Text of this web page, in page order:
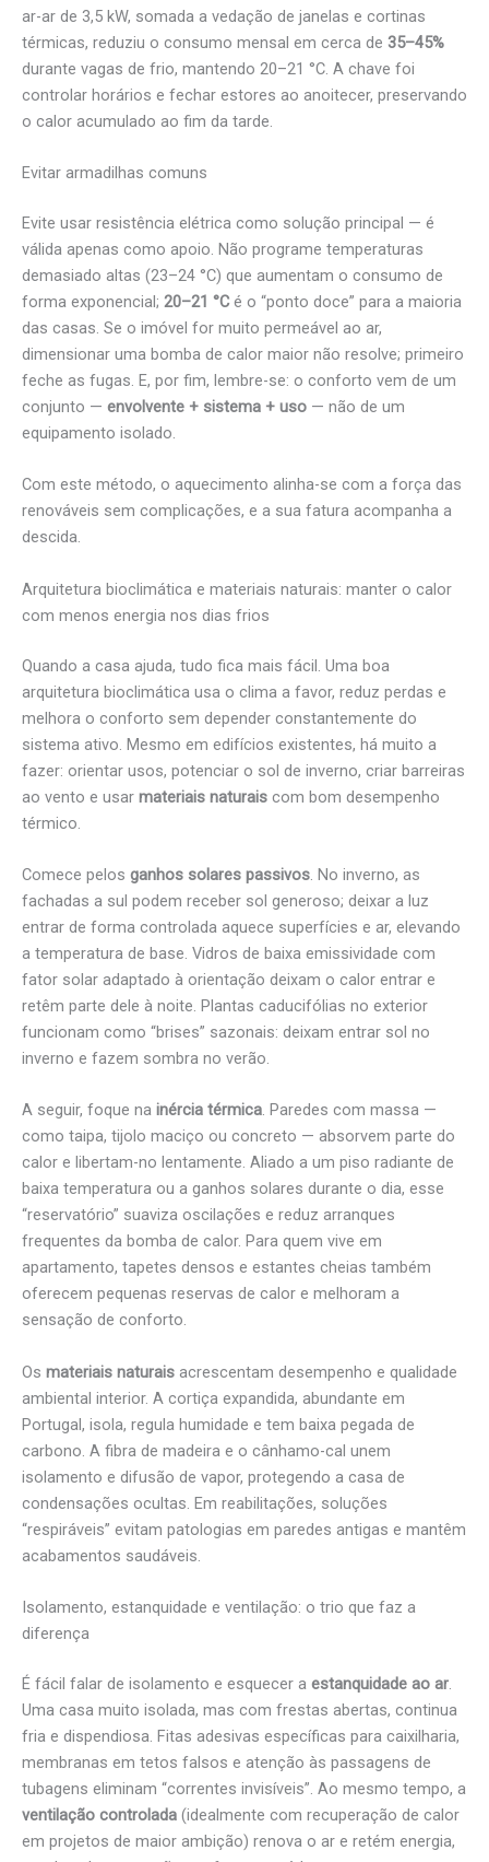
ar-ar de 3,5 kW, somada a vedação de janelas e cortinas
térmicas, reduziu o consumo mensal em cerca de 35–45%
durante vagas de frio, mantendo 20–21 °C. A chave foi
controlar horários e fechar estores ao anoitecer, preservando
o calor acumulado ao fim da tarde.
Evitar armadilhas comuns
Evite usar resistência elétrica como solução principal — é
válida apenas como apoio. Não programe temperaturas
demasiado altas (23–24 °C) que aumentam o consumo de
forma exponencial; 20–21 °C é o “ponto doce” para a maioria
das casas. Se o imóvel for muito permeável ao ar,
dimensionar uma bomba de calor maior não resolve; primeiro
feche as fugas. E, por fim, lembre-se: o conforto vem de um
conjunto — envolvente + sistema + uso — não de um
equipamento isolado.
Com este método, o aquecimento alinha-se com a força das
renováveis sem complicações, e a sua fatura acompanha a
descida.
Arquitetura bioclimática e materiais naturais: manter o calor
com menos energia nos dias frios
Quando a casa ajuda, tudo fica mais fácil. Uma boa
arquitetura bioclimática usa o clima a favor, reduz perdas e
melhora o conforto sem depender constantemente do
sistema ativo. Mesmo em edifícios existentes, há muito a
fazer: orientar usos, potenciar o sol de inverno, criar barreiras
ao vento e usar materiais naturais com bom desempenho
térmico.
Comece pelos ganhos solares passivos. No inverno, as
fachadas a sul podem receber sol generoso; deixar a luz
entrar de forma controlada aquece superfícies e ar, elevando
a temperatura de base. Vidros de baixa emissividade com
fator solar adaptado à orientação deixam o calor entrar e
retêm parte dele à noite. Plantas caducifólias no exterior
funcionam como “brises” sazonais: deixam entrar sol no
inverno e fazem sombra no verão.
A seguir, foque na inércia térmica. Paredes com massa —
como taipa, tijolo maciço ou concreto — absorvem parte do
calor e libertam-no lentamente. Aliado a um piso radiante de
baixa temperatura ou a ganhos solares durante o dia, esse
“reservatório” suaviza oscilações e reduz arranques
frequentes da bomba de calor. Para quem vive em
apartamento, tapetes densos e estantes cheias também
oferecem pequenas reservas de calor e melhoram a
sensação de conforto.
Os materiais naturais acrescentam desempenho e qualidade
ambiental interior. A cortiça expandida, abundante em
Portugal, isola, regula humidade e tem baixa pegada de
carbono. A fibra de madeira e o cânhamo-cal unem
isolamento e difusão de vapor, protegendo a casa de
condensações ocultas. Em reabilitações, soluções
“respiráveis” evitam patologias em paredes antigas e mantêm
acabamentos saudáveis.
Isolamento, estanquidade e ventilação: o trio que faz a
diferença
É fácil falar de isolamento e esquecer a estanquidade ao ar.
Uma casa muito isolada, mas com frestas abertas, continua
fria e dispendiosa. Fitas adesivas específicas para caixilharia,
membranas em tetos falsos e atenção às passagens de
tubagens eliminam “correntes invisíveis”. Ao mesmo tempo, a
ventilação controlada (idealmente com recuperação de calor
em projetos de maior ambição) renova o ar e retém energia,